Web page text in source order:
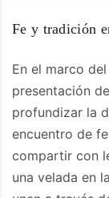
Fe y tradición
En el marco
presentación
profundizar la
encuentro de
compartir con
una velada en